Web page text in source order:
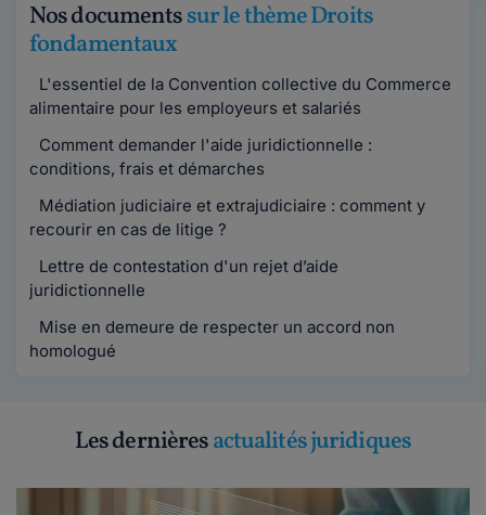
Nos documentssur le thème Droits
fondamentaux
L'essentiel de la Convention collective du Commerce
alimentaire pour les employeurs et salariés
Comment demander l'aide juridictionnelle :
conditions, frais et démarches
Médiation judiciaire et extrajudiciaire : comment y
recourir en cas de litige ?
Lettre de contestation d'un rejet d’aide
juridictionnelle
Mise en demeure de respecter un accord non
homologué
Les dernièresactualités juridiques